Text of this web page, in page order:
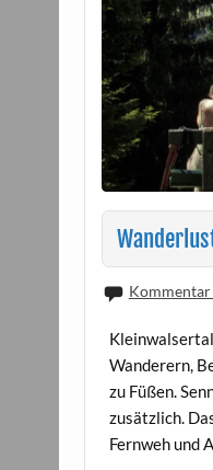
Wanderern,
zu Füßen.
zusätzlich.
Fernweh und